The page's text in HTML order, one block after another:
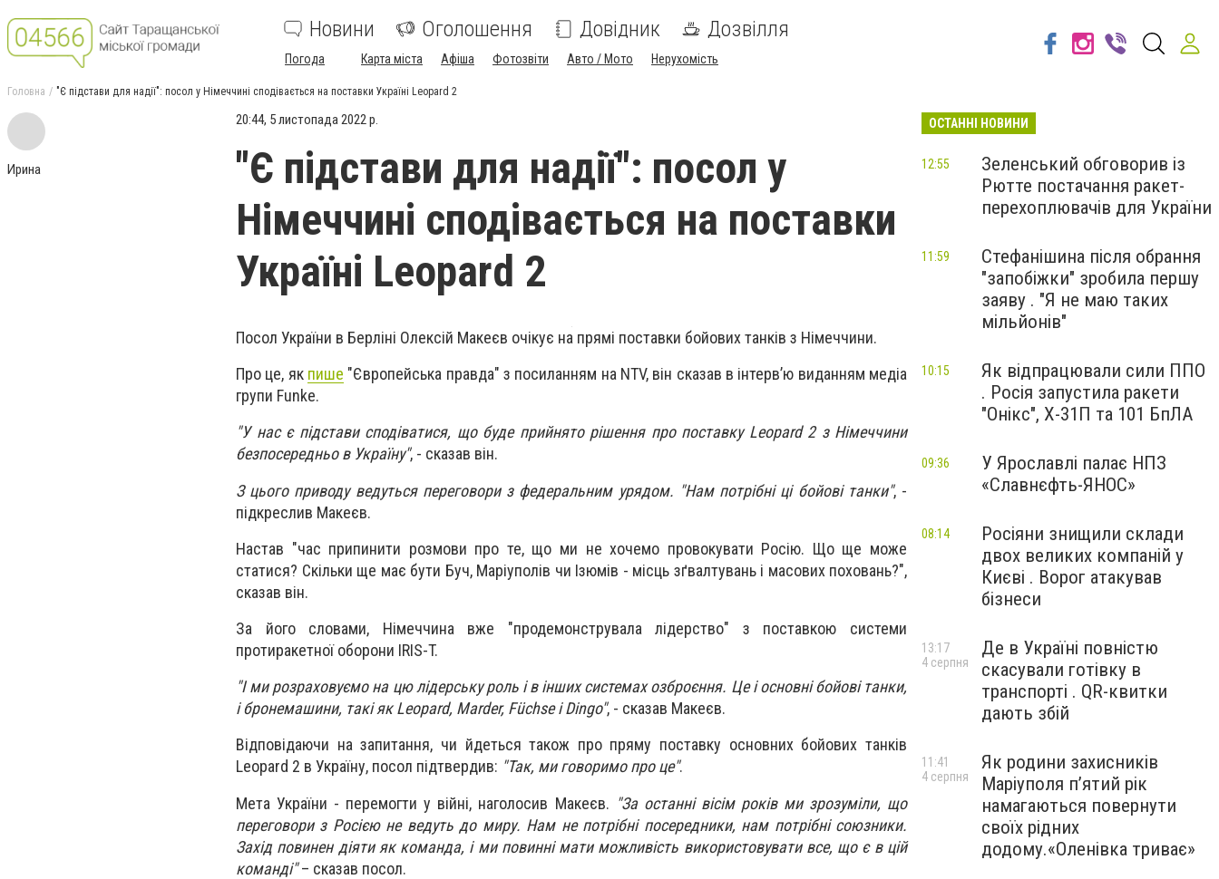
Новини Оголошення Довідник Дозвілля
Погода Карта міста Афіша Фотозвіти Авто / Мото Нерухомість
Головна "Є підстави для надії": посол у Німеччині сподівається на поставки Україні Leopard 2
Ирина
20:44, 5 листопада 2022 р.
"Є підстави для надії": посол у
Німеччині сподівається на поставки
Україні Leopard 2
Посол України в Берліні Олексій Макеєв очікує на прямі поставки бойових танків з Німеччини.
Про це, як пише "Європейська правда" з посиланням на NTV, він сказав в інтерв’ю виданням медіа
групи Funke.
"У нас є підстави сподіватися, що буде прийнято рішення про поставку Leopard 2 з Німеччини
безпосередньо в Україну", - сказав він.
З цього приводу ведуться переговори з федеральним урядом. "Нам потрібні ці бойові танки", -
підкреслив Макеєв.
Настав "час припинити розмови про те, що ми не хочемо провокувати Росію. Що ще може
статися? Скільки ще має бути Буч, Маріуполів чи Ізюмів - місць зґвалтувань і масових поховань?",
сказав він.
За його словами, Німеччина вже "продемонструвала лідерство" з поставкою системи
протиракетної оборони IRIS-T.
"І ми розраховуємо на цю лідерську роль і в інших системах озброєння. Це і основні бойові танки,
і бронемашини, такі як Leopard, Marder, Füchse і Dingo", - сказав Макеєв.
Відповідаючи на запитання, чи йдеться також про пряму поставку основних бойових танків
Leopard 2 в Україну, посол підтвердив: "Так, ми говоримо про це".
Мета України - перемогти у війні, наголосив Макеєв. "За останні вісім років ми зрозуміли, що
переговори з Росією не ведуть до миру. Нам не потрібні посередники, нам потрібні союзники.
Захід повинен діяти як команда, і ми повинні мати можливість використовувати все, що є в цій
команді"– сказав посол.
ОСТАННІ НОВИНИ
Зеленський обговорив із
Рютте постачання ракет-
перехоплювачів для України
12:55
Стефанішина після обрання
"запобіжки" зробила першу
заяву . "Я не маю таких
мільйонів"
11:59
Як відпрацювали сили ППО
. Росія запустила ракети
"Онікс", Х-31П та 101 БпЛА
10:15
У Ярославлі палає НПЗ
«Славнєфть-ЯНОС»
09:36
Росіяни знищили склади
двох великих компаній у
Києві . Ворог атакував
бізнеси
08:14
Де в Україні повністю
скасували готівку в
транспорті . QR-квитки
дають збій
13:17
4 серпня
Як родини захисників
Маріуполя пʼятий рік
намагаються повернути
своїх рідних
додому.«Оленівка триває»
11:41
4 серпня